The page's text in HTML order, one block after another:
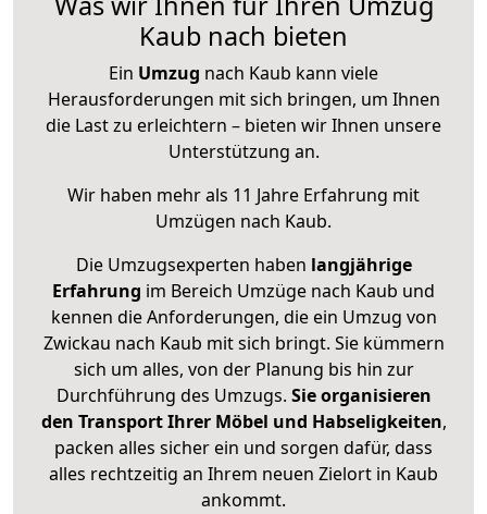
Kaub nach bieten
Ein Umzug nach Kaub kann viele
Herausforderungen mit sich bringen, um Ihnen
die Last zu erleichtern – bieten wir Ihnen unsere
Unterstützung an.
Wir haben mehr als 11 Jahre Erfahrung mit
Umzügen nach Kaub.
Die Umzugsexperten haben langjährige
Erfahrung im Bereich Umzüge nach Kaub und
kennen die Anforderungen, die ein Umzug von
Zwickau nach Kaub mit sich bringt. Sie kümmern
sich um alles, von der Planung bis hin zur
Durchführung des Umzugs. Sie organisieren
den Transport Ihrer Möbel und Habseligkeiten,
packen alles sicher ein und sorgen dafür, dass
alles rechtzeitig an Ihrem neuen Zielort in Kaub
ankommt.